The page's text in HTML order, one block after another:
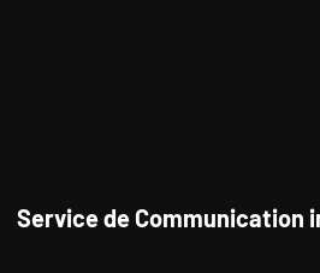
Service de Communication